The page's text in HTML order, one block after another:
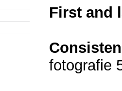
First and
fotografie